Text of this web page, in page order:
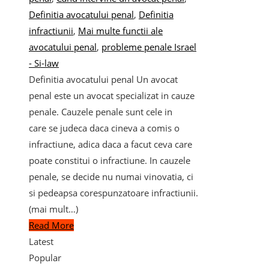
Definitia avocatului penal, Definitia
infractiunii, Mai multe functii ale
avocatului penal, probleme penale Israel
- Si-law
Definitia avocatului penal Un avocat
penal este un avocat specializat in cauze
penale. Cauzele penale sunt cele in
care se judeca daca cineva a comis o
infractiune, adica daca a facut ceva care
poate constitui o infractiune. In cauzele
penale, se decide nu numai vinovatia, ci
si pedeapsa corespunzatoare infractiunii.
(mai mult…)
Read More
Latest
Popular